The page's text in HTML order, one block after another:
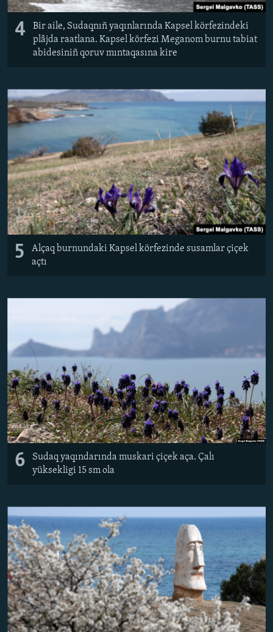
4
Bir aile, Sudaqnıñ yaqınlarında Kapsel körfezindeki
plâjda raatlana. Kapsel körfezi Meganom burnu tabiat
abidesiniñ qoruv mıntaqasına kire
5
Alçaq burnundaki Kapsel körfezinde susamlar çiçek
açtı
6
Sudaq yaqındarında muskari çiçek aça. Çalı
yüksekligi 15 sm ola